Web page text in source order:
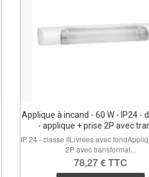
Applique à incand - 60 W - IP24 -
- applique + prise 2P avec
IP 24 - classe IILivrées avec
2P avec transformat...
78,27 € TTC